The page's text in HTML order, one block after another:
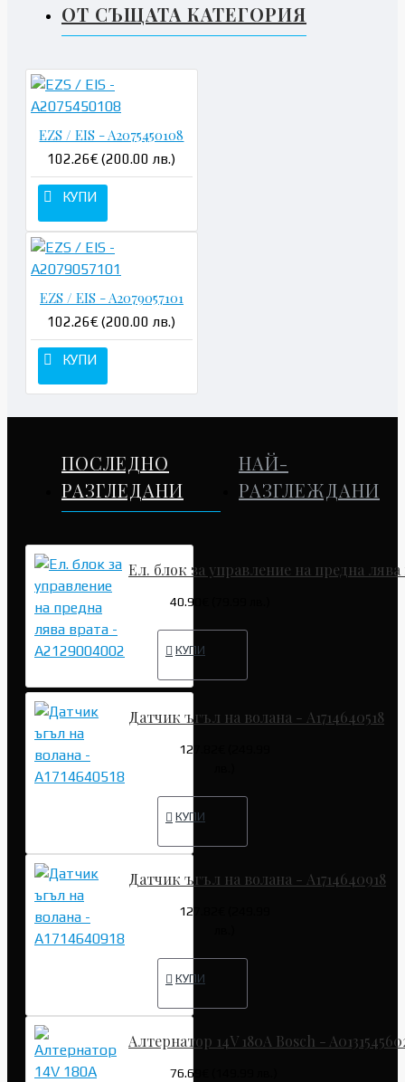
ОТ СЪЩАТА КАТЕГОРИЯ
EZS / EIS - A2075450108
102.26€ (200.00 лв.)
КУПИ
EZS / EIS - A2079057101
102.26€ (200.00 лв.)
КУПИ
ПОСЛЕДНО
РАЗГЛЕДАНИ
НАЙ-
РАЗГЛЕЖДАНИ
Ел. блок за управление на предна
40.90€ (79.99 лв.)
КУПИ
Датчик ъгъл на волана - A1714640518
127.82€ (249.99
КУПИ
Датчик ъгъл на волана - A1714640918
127.82€ (249.99
КУПИ
Алтернатор 14V 180A Bosch -
76.69€ (149.99 лв.)